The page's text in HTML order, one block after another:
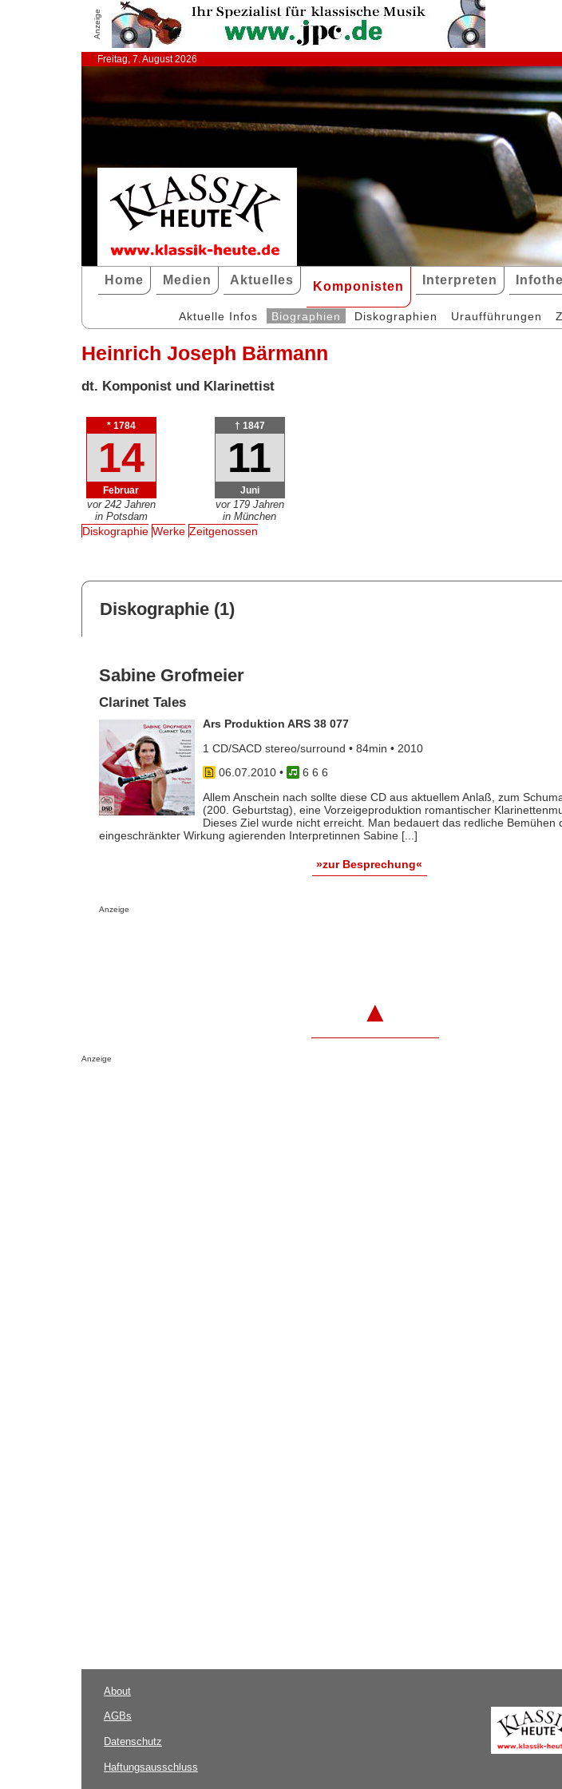
Anzeige
Freitag, 7. August 2026
Home Medien Aktuelles Komponisten Interpreten
Aktuelle Infos Biographien Diskographien Uraufführungen
Heinrich Joseph Bärmann
dt. Komponist und Klarinettist
* 1784
14
Februar
vor 242 Jahren
in Potsdam
† 1847
11
Juni
vor 179 Jahren
in München
Diskographie Werke Zeitgenossen
Diskographie (1)
Sabine Grofmeier
Clarinet Tales
Ars Produktion ARS 38 077
1 CD/SACD stereo/surround • 84min • 2010
06.07.2010•
6 6 6
Allem Anschein nach sollte diese CD aus aktuellem Anlaß, zum
(200. Geburtstag), eine Vorzeigeproduktion romantischer
Dieses Ziel wurde nicht erreicht. Man bedauert das redliche Bemühen
eingeschränkter Wirkung agierenden Interpretinnen Sabine [...]
»zur Besprechung«
Anzeige
▲
Anzeige
About
AGBs
Datenschutz
Haftungsausschluss